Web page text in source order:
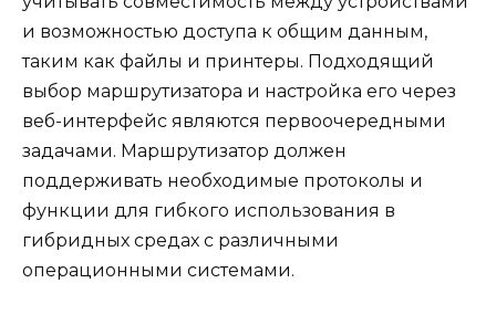
и возможностью доступа к общим данным,
таким как файлы и принтеры. Подходящий
выбор маршрутизатора и настройка его через
веб-интерфейс являются первоочередными
задачами. Маршрутизатор должен
поддерживать необходимые протоколы и
функции для гибкого использования в
гибридных средах с различными
операционными системами.